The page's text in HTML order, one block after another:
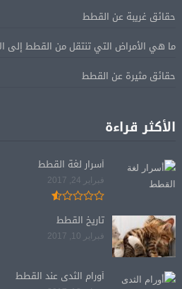
حقائق غريبة عن القطط
ما هي الأمراض التي تنتقل من القطط إلى
حقائق مثيرة عن القطط
الأكثر قراءة
أسرار لغة القطط
فبراير 24, 2017
تاريخ القطط
فبراير 10, 2017
أورام الثدى عند القطط